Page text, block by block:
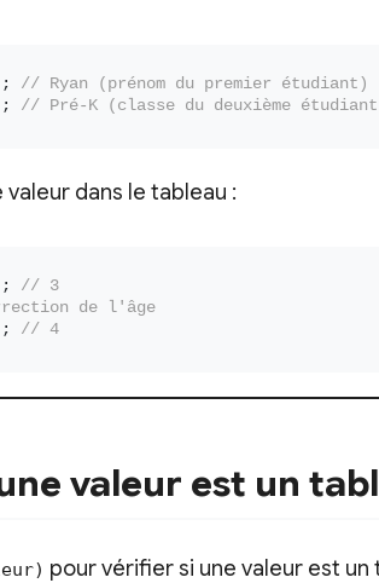
; // Ryan (prénom du premier étudiant)
; // Pré-K (classe du deuxième
dans le tableau :
; // 3
de l'âge
; // 4
valeur est un
pour vérifier si une valeur est un